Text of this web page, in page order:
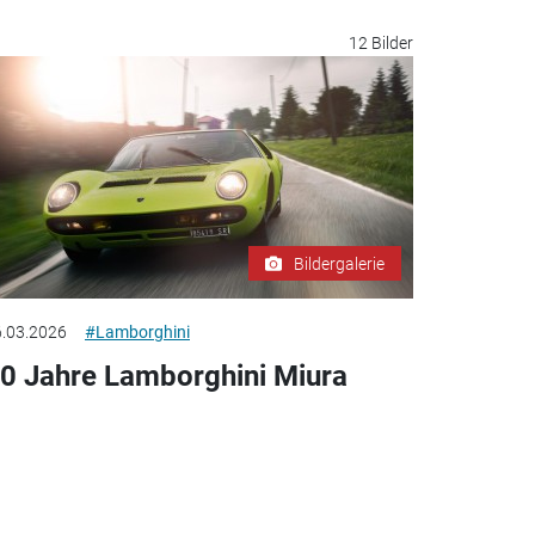
12 Bilder
Bildergalerie
#Lamborghini
Jahre Lamborghini Miura